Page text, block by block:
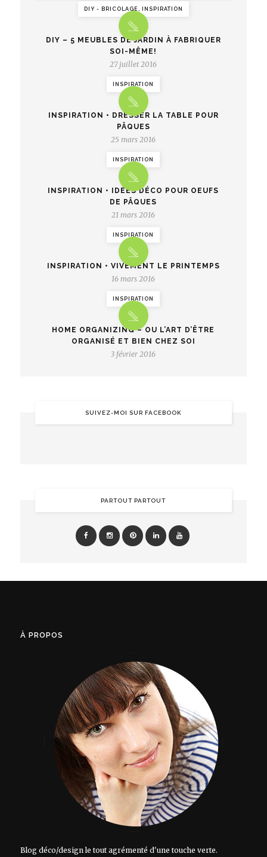
DIY - BRICOLAGE, INSPIRATION
DIY – 5 MEUBLES DE JARDIN À FABRIQUER
SOI-MÊME!
27 juillet 2016
INSPIRATION
INSPIRATION • DRESSER LA TABLE POUR
PÂQUES
25 mars 2016
INSPIRATION
INSPIRATION • IDÉES DÉCO POUR OEUFS
DE PÂQUES
21 mars 2016
INSPIRATION
INSPIRATION • VIVEMENT LE PRINTEMPS
16 mars 2016
INSPIRATION
HOME ORGANIZING – OU L’ART D’ÊTRE
ORGANISÉ ET BIEN CHEZ SOI
3 février 2016
SUIVEZ-MOI SUR FACEBOOK
PARTOUT PARTOUT
À PROPOS
Blog déco/design le tout agrémenté d'une touche verte.